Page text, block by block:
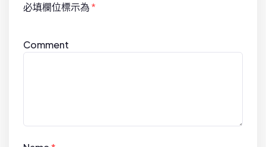
必填欄位標示為*
Comment